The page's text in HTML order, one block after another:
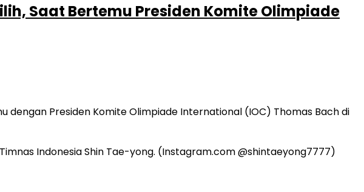
Saat Bertemu Presiden Komite Olimpiade
dengan Presiden Komite Olimpiade International (IOC) Thomas Bach di